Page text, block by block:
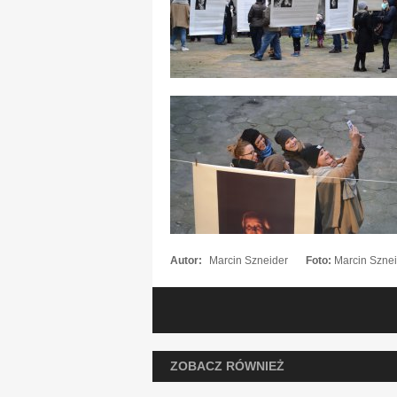
Autor: Marcin Szneider Foto: Marcin
ZOBACZ RÓWNIEŻ